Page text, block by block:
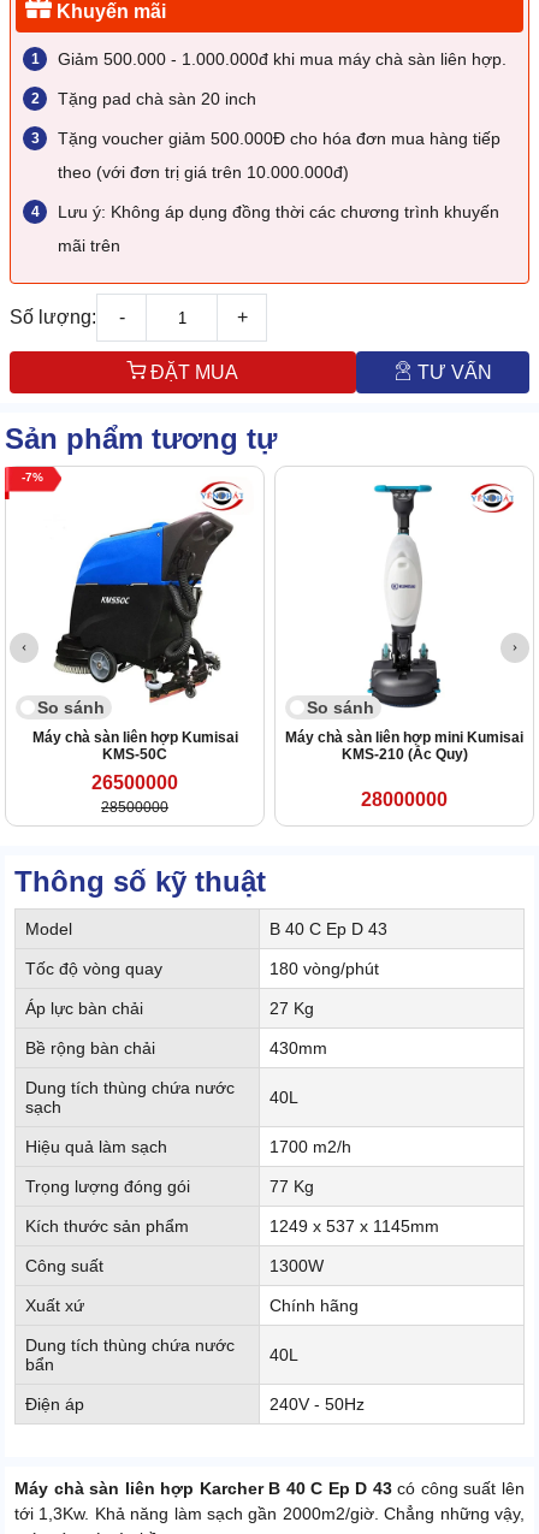
Khuyến mãi
Giảm 500.000 - 1.000.000đ khi mua máy chà sàn liên hợp.
Tặng pad chà sàn 20 inch
Tặng voucher giảm 500.000Đ cho hóa đơn mua hàng tiếp
theo (với đơn trị giá trên 10.000.000đ)
Lưu ý: Không áp dụng đồng thời các chương trình khuyến
mãi trên
Số lượng: - +
ĐẶT MUA TƯ VẤN
Sản phẩm tương tự
7
So sánh
Máy chà sàn liên hợp Kumisai
KMS-50C
26500000
28500000
So sánh
Máy chà sàn liên hợp mini Kumisai
KMS-210 (Ắc Quy)
28000000
Thông số kỹ thuật
Model B 40 C Ep D 43
Tốc độ vòng quay 180 vòng/phút
Áp lực bàn chải 27 Kg
Bề rộng bàn chải 430mm
Dung tích thùng chứa nước
sạch
40L
Hiệu quả làm sạch 1700 m2/h
Trọng lượng đóng gói 77 Kg
Kích thước sản phẩm 1249 x 537 x 1145mm
Công suất 1300W
Xuất xứ Chính hãng
Dung tích thùng chứa nước
bẩn
40L
Điện áp 240V - 50Hz
Máy chà sàn liên hợp Karcher B 40 C Ep D 43có công suất lên
tới 1,3Kw. Khả năng làm sạch gần 2000m2/giờ. Chẳng những vậy,